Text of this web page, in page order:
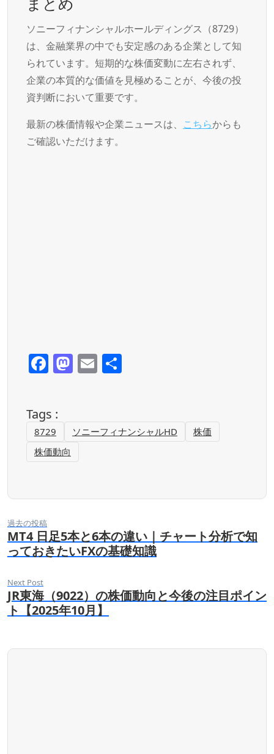
ソニーフィナンシャルホールディングス（8729）
は、金融業界の中でも安定感のある企業として知
られています。短期的な株価変動に左右されず、
企業の本質的な価値を見極めることが、今後の投
資判断において重要です。
最新の株価情報や企業ニュースは、 こちらからも
ご確認いただけます。
F
e
b
o
k
M
o
d
o
E
l
Tags :
8729 ソニーフィナンシャルHD
株価
株価動向
過去の投稿
MT4 日足5本と6本の違い｜チャート分析で知
っておきたいFXの基礎知識
Next Post
JR東海（9022）の株価動向と今後の注目ポイン
ト【2025年10月】